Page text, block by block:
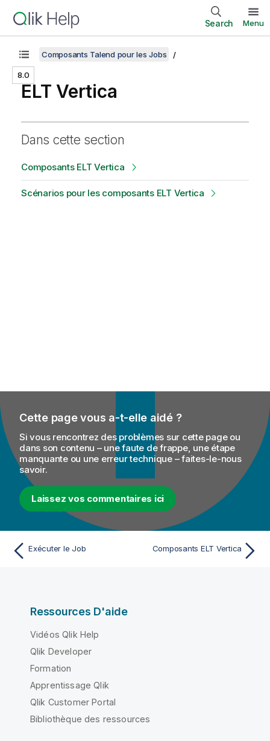
Search Menu
8.0
Composants Talend pour les Jobs
ELT Vertica
Dans cette section
Composants ELT Vertica
Scénarios pour les composants ELT Vertica
Cette page vous a-t-elle aidé ?
Si vous rencontrez des problèmes sur cette page ou
dans son contenu – une faute de frappe, une étape
manquante ou une erreur technique – faites-le-nous
savoir.
Laissez vos commentaires ici
Exécuter le Job Composants ELT Vertica
Ressources D'aide
Vidéos Qlik Help
Qlik Developer
Formation
Apprentissage Qlik
Qlik Customer Portal
Bibliothèque des ressources